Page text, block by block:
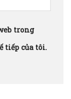
trong
tiếp của tôi.